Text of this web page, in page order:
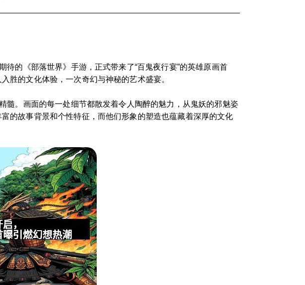
的《部落世界》手游，正式带来了“百鬼夜行宴”的英雄原画首
胜的文化体验，一次奇幻与神秘的艺术盛宴。
髓。画面的每一处细节都散发着令人陶醉的魅力，从鬼妖的邪魅姿
的故事背景和个性特征，而他们形象的塑造也蕴藏着深厚的文化